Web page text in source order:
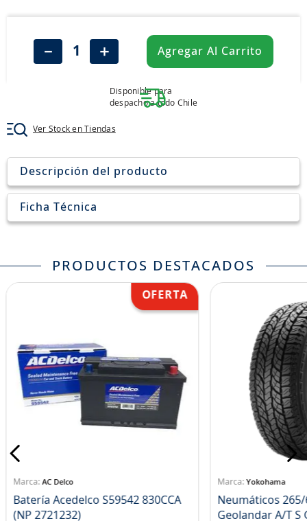
＋
－ Agregar Al Carrito
Disponible para
despacho a todo Chile
Ver Stock en Tiendas
Descripción del producto
Ficha Técnica
PRODUCTOS DESTACADOS
AC Delco
Batería Acedelco S59542 830CCA
(NP 2721232)
Yokohama
Neumáticos 265/
185